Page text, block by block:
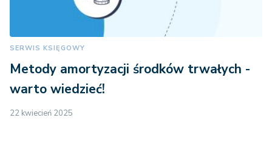
SERWIS KSIĘGOWY
Metody amortyzacji środków trwałych -
warto wiedzieć!
22 kwiecień 2025